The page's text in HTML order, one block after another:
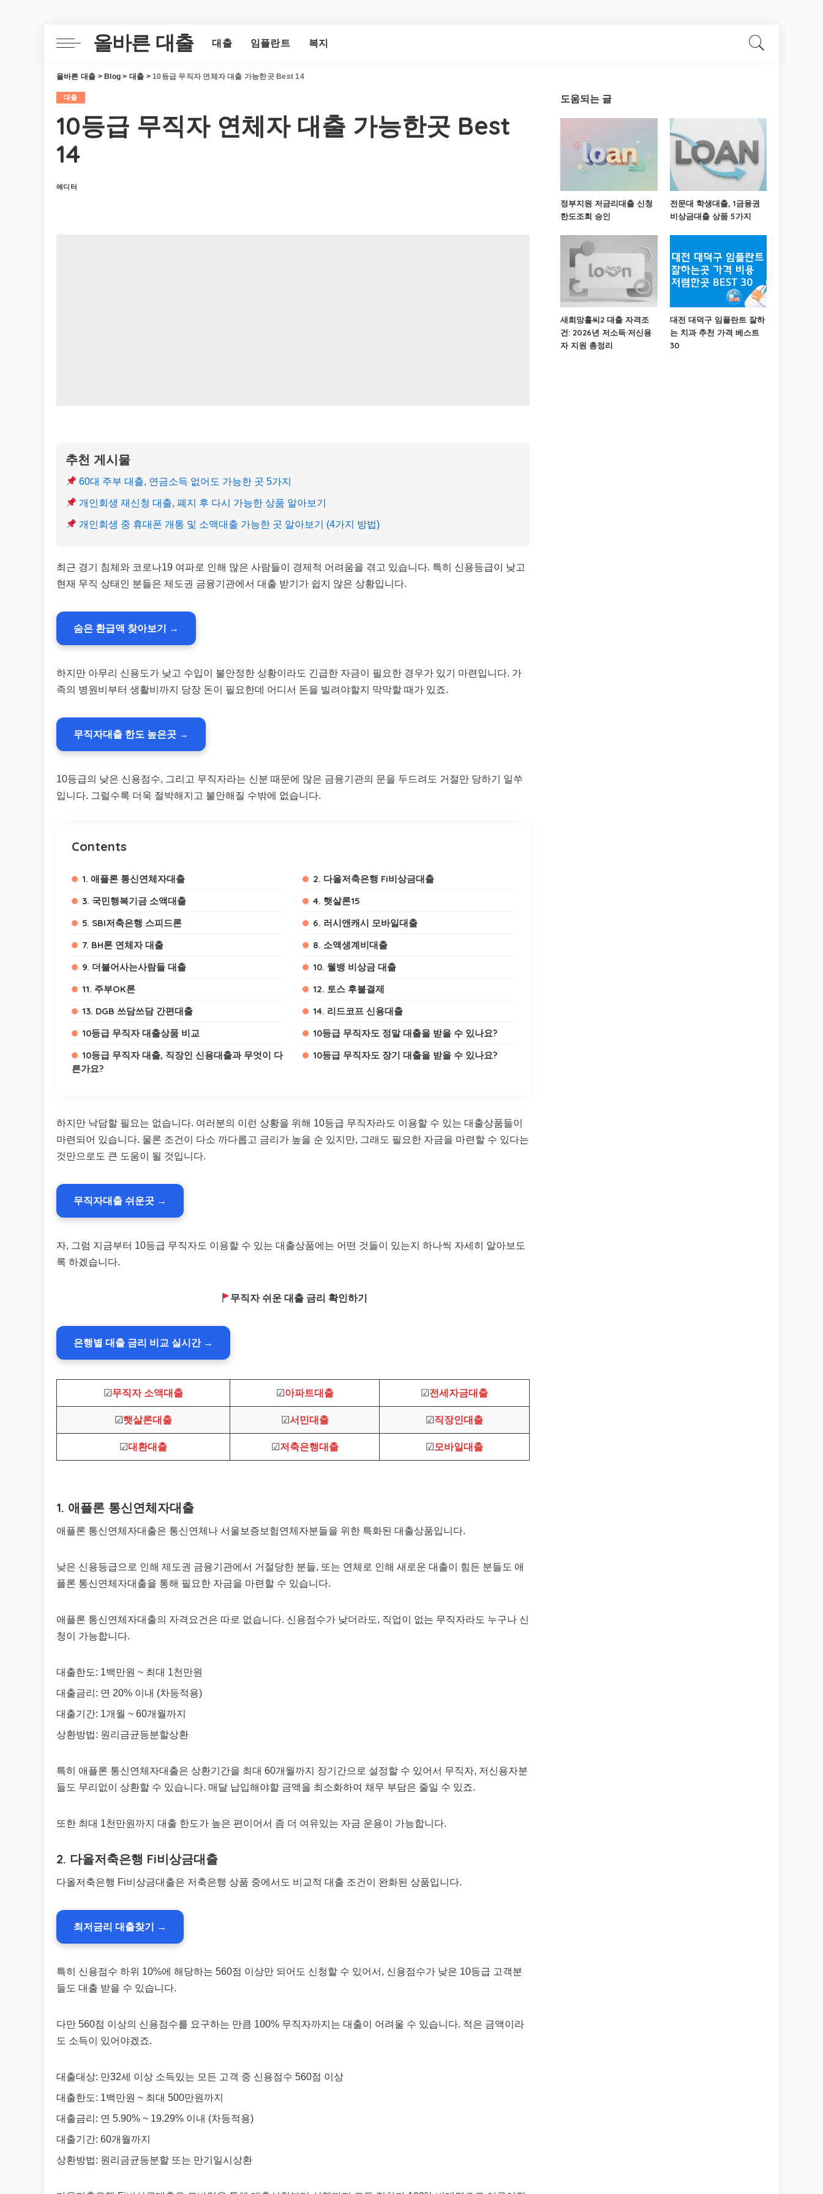
올바른 대출 대출 임플란트 복지
올바른 대출 > Blog > 대출 >10등급 무직자 연체자 대출 가능한곳 Best 14
대출
10등급 무직자 연체자 대출 가능한곳 Best
14
Posted
에디터
추천 게시물
60대 주부 대출, 연금소득 없어도 가능한 곳 5가지
개인회생 재신청 대출, 폐지 후 다시 가능한 상품 알아보기
개인회생 중 휴대폰 개통 및 소액대출 가능한 곳 알아보기 (4가지 방법)
최근 경기 침체와 코로나19 여파로 인해 많은 사람들이 경제적 어려움을 겪고 있습니다. 특히 신용등급이 낮고
현재 무직 상태인 분들은 제도권 금융기관에서 대출 받기가 쉽지 않은 상황입니다.
숨은 환급액 찾아보기 →
하지만 아무리 신용도가 낮고 수입이 불안정한 상황이라도 긴급한 자금이 필요한 경우가 있기 마련입니다. 가
족의 병원비부터 생활비까지 당장 돈이 필요한데 어디서 돈을 빌려야할지 막막할 때가 있죠.
무직자대출 한도 높은곳 →
10등급의 낮은 신용점수, 그리고 무직자라는 신분 때문에 많은 금융기관의 문을 두드려도 거절만 당하기 일쑤
입니다. 그럴수록 더욱 절박해지고 불안해질 수밖에 없습니다.
Contents
1. 애플론 통신연체자대출
2. 다올저축은행 Fi비상금대출
3. 국민행복기금 소액대출
4. 햇살론15
5. SBI저축은행 스피드론
6. 러시앤캐시 모바일대출
7. BH론 연체자 대출
8. 소액생계비대출
9. 더불어사는사람들 대출
10. 웰뱅 비상금 대출
11. 주부OK론
12. 토스 후불결제
13. DGB 쓰담쓰담 간편대출
14. 리드코프 신용대출
10등급 무직자 대출상품 비교
10등급 무직자도 정말 대출을 받을 수 있나요?
10등급 무직자 대출, 직장인 신용대출과 무엇이 다
른가요?
10등급 무직자도 장기 대출을 받을 수 있나요?
하지만 낙담할 필요는 없습니다. 여러분의 이런 상황을 위해 10등급 무직자라도 이용할 수 있는 대출상품들이
마련되어 있습니다. 물론 조건이 다소 까다롭고 금리가 높을 순 있지만, 그래도 필요한 자금을 마련할 수 있다는
것만으로도 큰 도움이 될 것입니다.
무직자대출 쉬운곳 →
자, 그럼 지금부터 10등급 무직자도 이용할 수 있는 대출상품에는 어떤 것들이 있는지 하나씩 자세히 알아보도
록 하겠습니다.
무직자 쉬운 대출 금리 확인하기
은행별 대출 금리 비교 실시간 →
☑무직자 소액대출 ☑아파트대출 ☑전세자금대출
☑햇살론대출 ☑서민대출 ☑직장인대출
☑대환대출 ☑저축은행대출 ☑모바일대출
1. 애플론 통신연체자대출
애플론 통신연체자대출은 통신연체나 서울보증보험연체자분들을 위한 특화된 대출상품입니다.
낮은 신용등급으로 인해 제도권 금융기관에서 거절당한 분들, 또는 연체로 인해 새로운 대출이 힘든 분들도 애
플론 통신연체자대출을 통해 필요한 자금을 마련할 수 있습니다.
애플론 통신연체자대출의 자격요건은 따로 없습니다. 신용점수가 낮더라도, 직업이 없는 무직자라도 누구나 신
청이 가능합니다.
대출한도: 1백만원 ~ 최대 1천만원
대출금리: 연 20% 이내 (차등적용)
대출기간: 1개월 ~ 60개월까지
상환방법: 원리금균등분할상환
특히 애플론 통신연체자대출은 상환기간을 최대 60개월까지 장기간으로 설정할 수 있어서 무직자, 저신용자분
들도 무리없이 상환할 수 있습니다. 매달 납입해야할 금액을 최소화하여 채무 부담은 줄일 수 있죠.
또한 최대 1천만원까지 대출 한도가 높은 편이어서 좀 더 여유있는 자금 운용이 가능합니다.
2. 다올저축은행 Fi비상금대출
다올저축은행 Fi비상금대출은 저축은행 상품 중에서도 비교적 대출 조건이 완화된 상품입니다.
최저금리 대출찾기 →
특히 신용점수 하위 10%에 해당하는 560점 이상만 되어도 신청할 수 있어서, 신용점수가 낮은 10등급 고객분
들도 대출 받을 수 있습니다.
다만 560점 이상의 신용점수를 요구하는 만큼 100% 무직자까지는 대출이 어려울 수 있습니다. 적은 금액이라
도 소득이 있어야겠죠.
대출대상: 만32세 이상 소득있는 모든 고객 중 신용점수 560점 이상
대출한도: 1백만원 ~ 최대 500만원까지
대출금리: 연 5.90% ~ 19.29% 이내 (차등적용)
대출기간: 60개월까지
상환방법: 원리금균등분할 또는 만기일시상환
도움되는 글
정부지원 저금리대출 신청
한도조회 승인
전문대 학생대출, 1금융권
비상금대출 상품 5가지
새희망홀씨2 대출 자격조
건: 2026년 저소득·저신용
자 지원 총정리
대전 대덕구 임플란트 잘하
는 치과 추천 가격 베스트
30